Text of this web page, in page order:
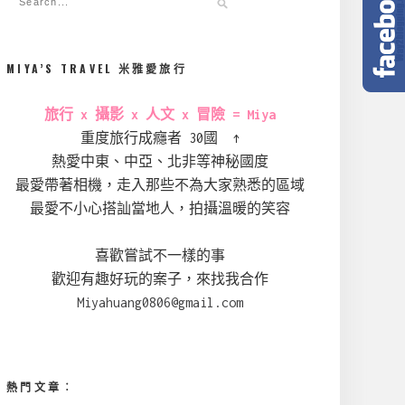
MIYA’S TRAVEL 米雅愛旅行
旅行 x 攝影 x 人文 x 冒險 = Miya
重度旅行成癮者 30國 ↑
熱愛中東、中亞、北非等神秘國度
最愛帶著相機，走入那些不為大家熟悉的區域
最愛不小心搭訕當地人，拍攝溫暖的笑容
喜歡嘗試不一樣的事
歡迎有趣好玩的案子，來找我合作
Miyahuang0806@gmail.com
熱門文章︰